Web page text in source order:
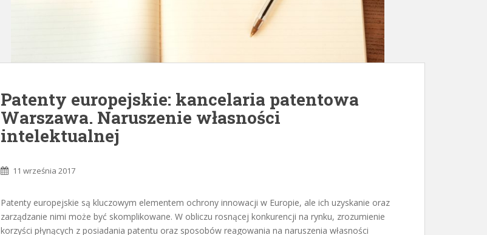
Patenty europejskie: kancelaria patentowa
Warszawa. Naruszenie własności
intelektualnej
11 września 2017
Patenty europejskie są kluczowym elementem ochrony innowacji w Europie, ale ich uzyskanie oraz
zarządzanie nimi może być skomplikowane. W obliczu rosnącej konkurencji na rynku, zrozumienie
korzyści płynących z posiadania patentu oraz sposobów reagowania na naruszenia własności